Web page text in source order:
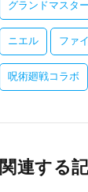
グランドマスタ
ニエル ファ
呪術廻戦コラボ
関連する